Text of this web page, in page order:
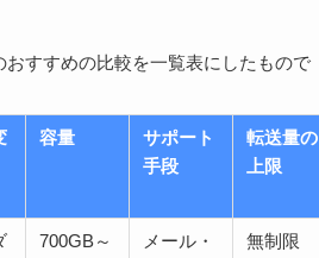
すすめの比較を一覧表にしたもので
容量
サポート
手段
転送量の
上限
700GB～
メール・
無制限